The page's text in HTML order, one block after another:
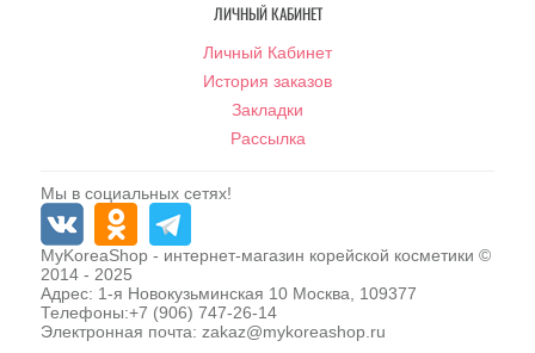
ЛИЧНЫЙ КАБИНЕТ
Личный Кабинет
История заказов
Закладки
Рассылка
Мы в социальных сетях!
MyKoreaShop - интернет-магазин корейской косметики ©
2014 - 2025
Адрес: 1-я Новокузьминская 10 Москва
109377
Телефоны:+7 (906) 747-26-14
Электронная почта: zakaz@mykoreashop.ru